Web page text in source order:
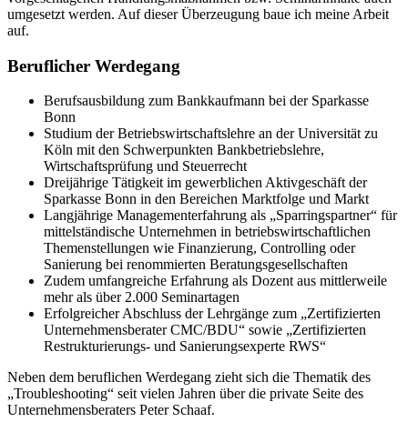
umgesetzt werden. Auf dieser Überzeugung baue ich meine Arbeit
auf.
Beruflicher Werdegang
Berufsausbildung zum Bankkaufmann bei der Sparkasse
Bonn
Studium der Betriebswirtschaftslehre an der Universität zu
Köln mit den Schwerpunkten Bankbetriebslehre,
Wirtschaftsprüfung und Steuerrecht
Dreijährige Tätigkeit im gewerblichen Aktivgeschäft der
Sparkasse Bonn in den Bereichen Marktfolge und Markt
Langjährige Managementerfahrung als „Sparringspartner“ für
mittelständische Unternehmen in betriebswirtschaftlichen
Themenstellungen wie Finanzierung, Controlling oder
Sanierung bei renommierten Beratungsgesellschaften
Zudem umfangreiche Erfahrung als Dozent aus mittlerweile
mehr als über 2.000 Seminartagen
Erfolgreicher Abschluss der Lehrgänge zum „Zertifizierten
Unternehmensberater CMC/BDU“ sowie „Zertifizierten
Restrukturierungs- und Sanierungsexperte RWS“
Neben dem beruflichen Werdegang zieht sich die Thematik des
„Troubleshooting“ seit vielen Jahren über die private Seite des
Unternehmensberaters Peter Schaaf.